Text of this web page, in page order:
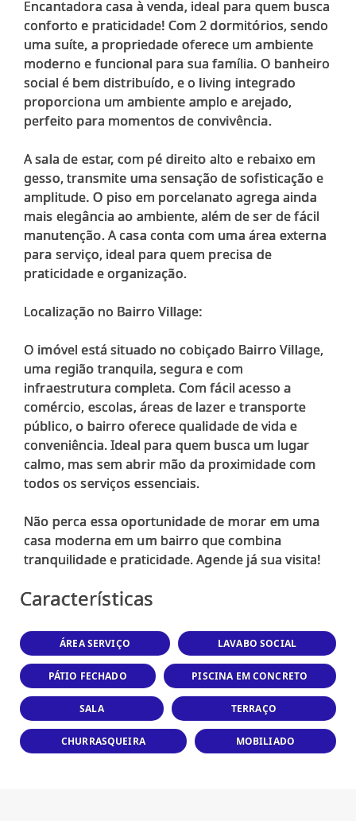
Encantadora casa à venda, ideal para quem busca
conforto e praticidade! Com 2 dormitórios, sendo
uma suíte, a propriedade oferece um ambiente
moderno e funcional para sua família. O banheiro
social é bem distribuído, e o living integrado
proporciona um ambiente amplo e arejado,
perfeito para momentos de convivência.
A sala de estar, com pé direito alto e rebaixo em
gesso, transmite uma sensação de sofisticação e
amplitude. O piso em porcelanato agrega ainda
mais elegância ao ambiente, além de ser de fácil
manutenção. A casa conta com uma área externa
para serviço, ideal para quem precisa de
praticidade e organização.
Localização no Bairro Village:
O imóvel está situado no cobiçado Bairro Village,
uma região tranquila, segura e com
infraestrutura completa. Com fácil acesso a
comércio, escolas, áreas de lazer e transporte
público, o bairro oferece qualidade de vida e
conveniência. Ideal para quem busca um lugar
calmo, mas sem abrir mão da proximidade com
todos os serviços essenciais.
Não perca essa oportunidade de morar em uma
casa moderna em um bairro que combina
Características
ÁREA SERVIÇO LAVABO SOCIAL
PÁTIO FECHADO PISCINA EM CONCRETO
SALA TERRAÇO
CHURRASQUEIRA MOBILIADO